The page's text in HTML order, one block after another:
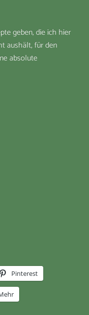
geben, die ich hier
aushält, für den
absolute
Pinterest